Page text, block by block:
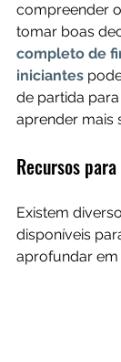
compreender o
tomar boas
completo de
iniciantes
de partida
aprender mais
Recursos
Existem
disponíveis
aprofundar em